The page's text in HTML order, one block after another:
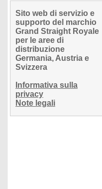
Sito web di servizio e
supporto del marchio
Grand Straight Royale
per le aree di
distribuzione
Germania, Austria e
Svizzera
Informativa sulla
privacy
Note legali